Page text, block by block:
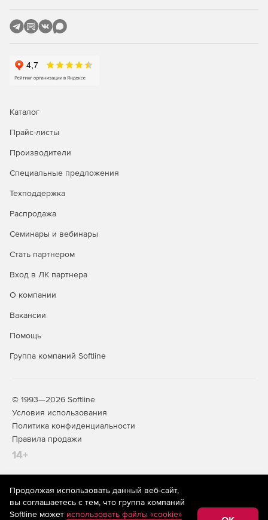
Каталог
Прайс-листы
Производители
Специальные предложения
Техподдержка
Распродажа
Семинары и вебинары
Стать партнером
Вход в ЛК партнера
О компании
Вакансии
Помощь
Группа компаний Softline
© 1993—2026 Softline
Условия использования
Политика конфиденциальности
Правила продажи
14+
На информационном ресурсе store.softline.ru применяются
рекомендательные технологии(информационные технологии
предоставления информации на основе сбора,
Продолжая использовать данный веб-сайт,
вы соглашаетесь с тем, что группа компаний
Softline может использовать файлы «cookie»